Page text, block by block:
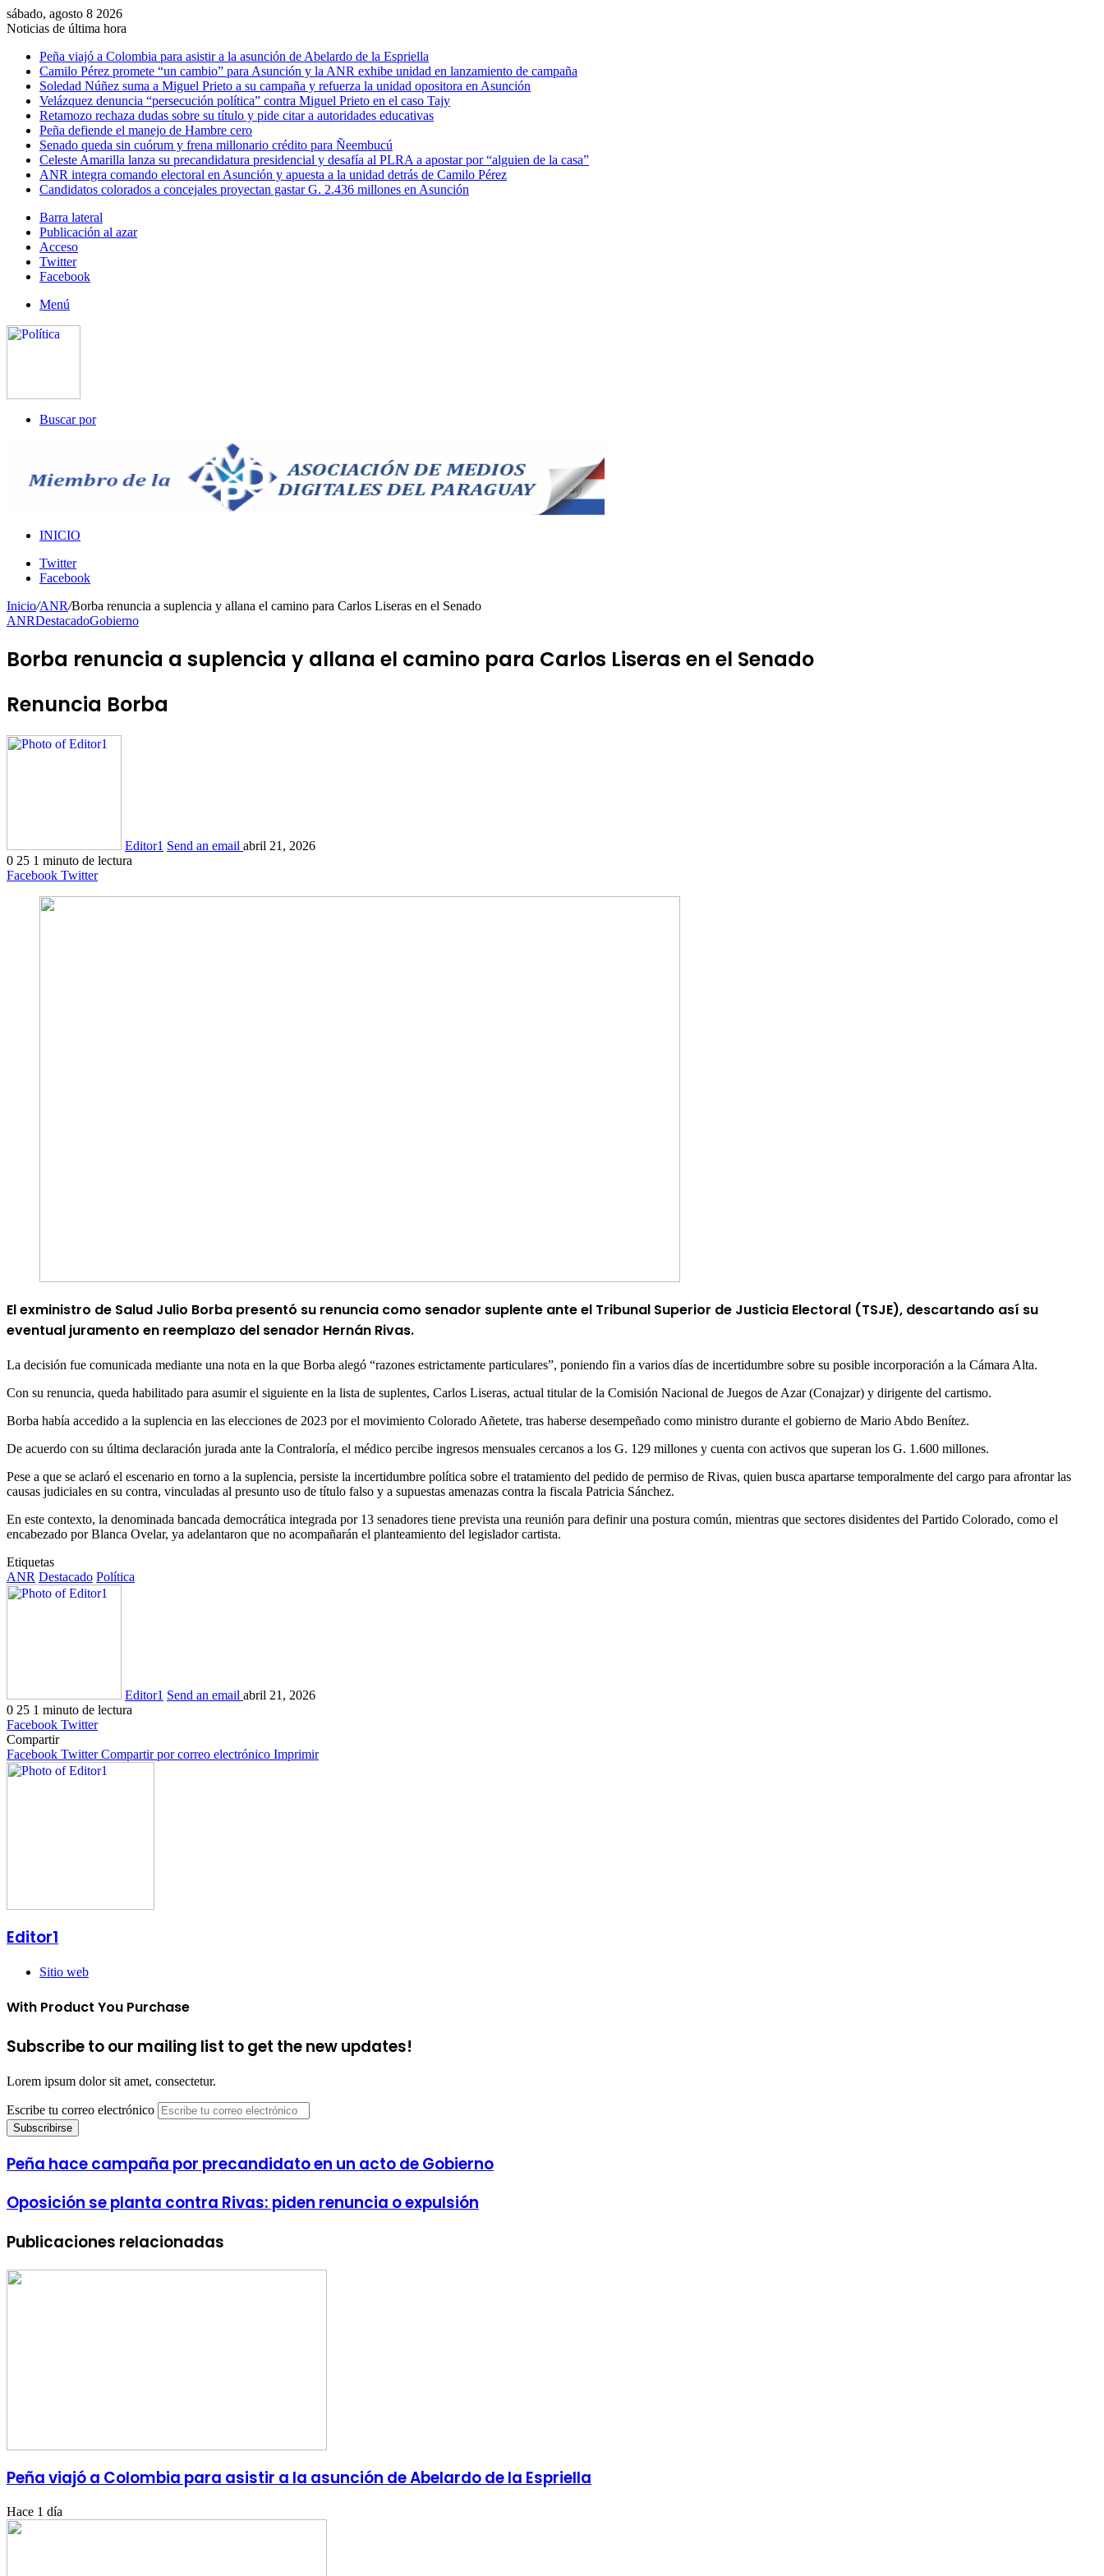
sábado, agosto 8 2026
Noticias de última hora
Peña viajó a Colombia para asistir a la asunción de Abelardo de la Espriella
Camilo Pérez promete “un cambio” para Asunción y la ANR exhibe unidad en lanzamiento de campaña
Soledad Núñez suma a Miguel Prieto a su campaña y refuerza la unidad opositora en Asunción
Velázquez denuncia “persecución política” contra Miguel Prieto en el caso Tajy
Retamozo rechaza dudas sobre su título y pide citar a autoridades educativas
Peña defiende el manejo de Hambre cero
Senado queda sin cuórum y frena millonario crédito para Ñeembucú
Celeste Amarilla lanza su precandidatura presidencial y desafía al PLRA a apostar por “alguien de la casa”
ANR integra comando electoral en Asunción y apuesta a la unidad detrás de Camilo Pérez
Candidatos colorados a concejales proyectan gastar G. 2.436 millones en Asunción
Barra lateral
Publicación al azar
Acceso
Twitter
Facebook
Menú
Buscar por
INICIO
Twitter
Facebook
Inicio/ANR/Borba renuncia a suplencia y allana el camino para Carlos Liseras en el Senado
ANRDestacadoGobierno
Borba renuncia a suplencia y allana el camino para Carlos Liseras en el Senado
Renuncia Borba
Editor1 Send an email abril 21, 2026
0 25 1 minuto de lectura
Facebook Twitter
El exministro de Salud Julio Borba presentó su renuncia como senador suplente ante el Tribunal Superior de Justicia Electoral (TSJE), descartando así su
eventual juramento en reemplazo del senador Hernán Rivas.
La decisión fue comunicada mediante una nota en la que Borba alegó “razones estrictamente particulares”, poniendo fin a varios días de incertidumbre sobre su posible incorporación a la Cámara Alta.
Con su renuncia, queda habilitado para asumir el siguiente en la lista de suplentes, Carlos Liseras, actual titular de la Comisión Nacional de Juegos de Azar (Conajzar) y dirigente del cartismo.
Borba había accedido a la suplencia en las elecciones de 2023 por el movimiento Colorado Añetete, tras haberse desempeñado como ministro durante el gobierno de Mario Abdo Benítez.
De acuerdo con su última declaración jurada ante la Contraloría, el médico percibe ingresos mensuales cercanos a los G. 129 millones y cuenta con activos que superan los G. 1.600 millones.
Pese a que se aclaró el escenario en torno a la suplencia, persiste la incertidumbre política sobre el tratamiento del pedido de permiso de Rivas, quien busca apartarse temporalmente del cargo para afrontar las
causas judiciales en su contra, vinculadas al presunto uso de título falso y a supuestas amenazas contra la fiscala Patricia Sánchez.
En este contexto, la denominada bancada democrática integrada por 13 senadores tiene prevista una reunión para definir una postura común, mientras que sectores disidentes del Partido Colorado, como el
encabezado porBlanca Ovelar, ya adelantaron que no acompañarán el planteamiento del legislador cartista.
Etiquetas
ANR Destacado Política
Editor1 Send an email abril 21, 2026
0 25 1 minuto de lectura
Facebook Twitter
Compartir
Facebook Twitter Compartir por correo electrónico Imprimir
Editor1
Sitio web
With Product You Purchase
Subscribe to our mailing list to get the new updates!
Lorem ipsum dolor sit amet, consectetur.
Escribe tu correo electrónico
Peña hace campaña por precandidato en un acto de Gobierno
Oposición se planta contra Rivas: piden renuncia o expulsión
Publicaciones relacionadas
Peña viajó a Colombia para asistir a la asunción de Abelardo de la Espriella
Hace 1 día